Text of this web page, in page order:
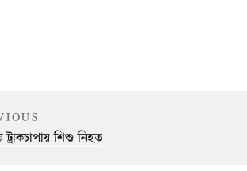
ট্রাকচাপায় শিশু নিহত